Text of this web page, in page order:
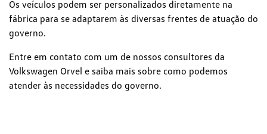
Os veículos podem ser personalizados diretamente na
fábrica para se adaptarem às diversas frentes de atuação do
governo.
Entre em contato com um de nossos consultores da
Volkswagen Orvel e saiba mais sobre como podemos
atender às necessidades do governo.